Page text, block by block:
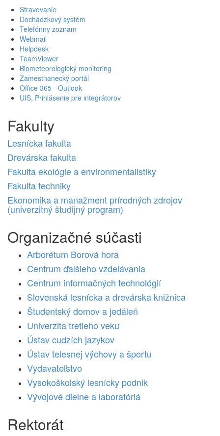
Stravovanie
Dochádzkový systém
Telefónny zoznam
Webmail
Helpdesk
TeamViewer
Biometeorologický monitoring
Zamestnanecký portál
Office 365 - Outlook
UIS, Prihlásenie pre integrátorov
Fakulty
Lesnícka fakulta
Drevárska fakulta
Fakulta ekológie a environmentalistiky
Fakulta techniky
Ekonomika a manažment prírodných zdrojov
(univerzitný študijný program)
Organizačné súčasti
Arborétum Borová hora
Centrum ďalšieho vzdelávania
Centrum informačných technológií
Slovenská lesnícka a drevárska knižnica
Študentský domov a jedáleň
Univerzita tretieho veku
Ústav cudzích jazykov
Ústav telesnej výchovy a športu
Vydavateľstvo
Vysokoškolský lesnícky podnik
Vývojové dielne a laboratóriá
Rektorát